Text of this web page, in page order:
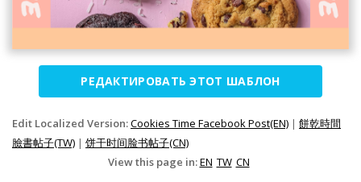
РЕДАКТИРОВАТЬ ЭТОТ ШАБЛОН
Edit Localized Version:Cookies Time Facebook Post(EN) | 餅乾時間
臉書帖子(TW) | 饼干时间脸书帖子(CN)
View this page in:EN TW CN